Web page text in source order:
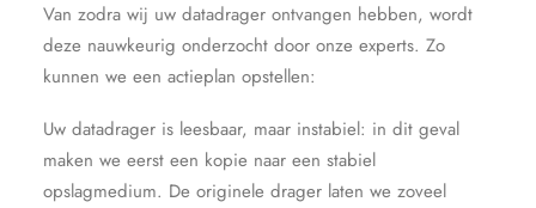
Van zodra wij uw datadrager ontvangen hebben, wordt
deze nauwkeurig onderzocht door onze experts. Zo
kunnen we een actieplan opstellen:
Uw datadrager is leesbaar, maar instabiel: in dit geval
maken we eerst een kopie naar een stabiel
opslagmedium. De originele drager laten we zoveel